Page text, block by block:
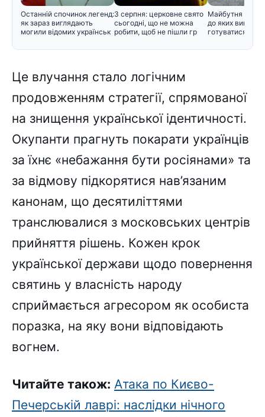
Останній спочинок легенд:
як зараз виглядають
могили відомих українськ
3 серпня: церковне свято
сьогодні, що не можна
робити, щоб не пішли гр
Майбутня зима
до яких викликів
готуватися вже
Це влучання стало логічним
продовженням стратегії, спрямованої
на знищення української ідентичності.
Окупанти прагнуть покарати українців
за їхнє «небажання бути росіянами» та
за відмову підкорятися нав’язаним
канонам, що десятиліттями
транслювалися з московських центрів
прийняття рішень. Кожен крок
української держави щодо повернення
святинь у власність народу
сприймається агресором як особиста
поразка, на яку вони відповідають
вогнем.
Читайте також: Атака по Києво-
Печерській лаврі: наслідки нічного